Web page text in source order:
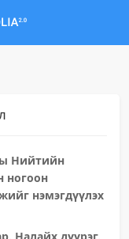
Нийтийн
ногоон
нэмэгдүүлэх